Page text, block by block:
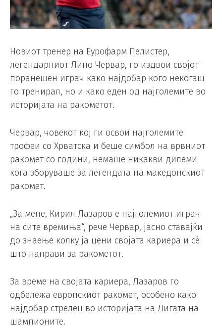
Новиот тренер на Еурофарм Пелистер,
легендарниот Лино Червар, го издвои својот
поранешен играч како најдобар кого некогаш
го тренирал, но и како еден од најголемите во
историјата на ракометот.
Червар, човекот кој ги освои најголемите
трофеи со Хрватска и беше симбол на врвниот
ракомет со години, немаше никакви дилеми
кога зборуваше за легендата на македонскиот
ракомет.
„За мене, Кирил Лазаров е најголемиот играч
на сите времиња“, рече Червар, јасно ставајќи
до знаење колку ја цени својата кариера и сè
што направи за ракометот.
За време на својата кариера, Лазаров го
одбележа европскиот ракомет, особено како
најдобар стрелец во историјата на Лигата на
шампионите.